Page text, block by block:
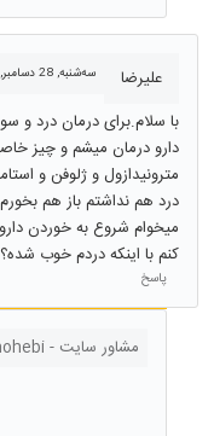
علیرضا سه‌شنبه, 28 دسامبر, 2021 - 15:13
با سلام.برای درمان درد
دارو درمان میشم و چیز
مترونیدازول و ژلوفن و
درد هم نداشتم باز هم
میخوام شروع به خوردن دارو
کنم با اینکه دردم خوب شده؟
پاسخ
مشاور سایت - mohebi